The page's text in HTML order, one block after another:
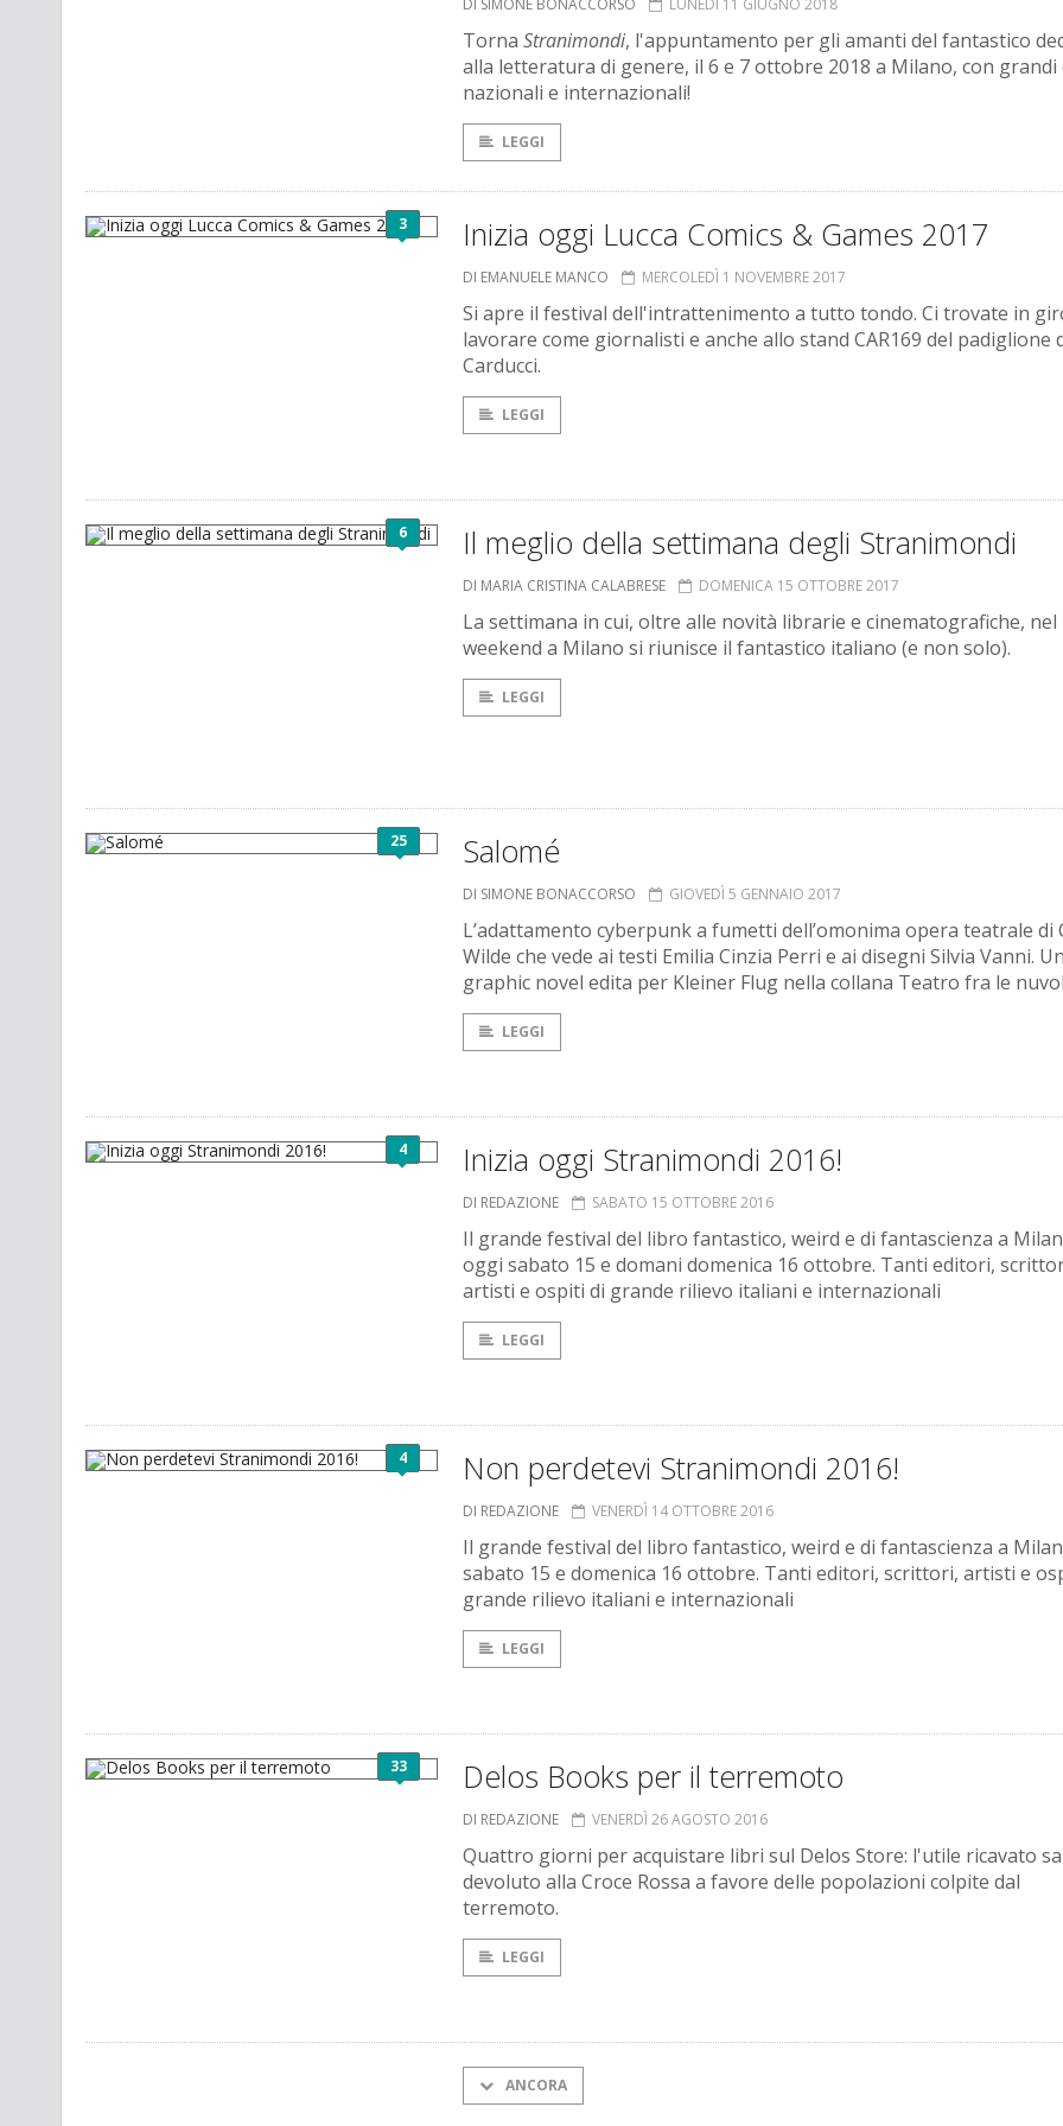
DI SIMONE BONACCORSO LUNEDÌ 11 GIUGNO 2018
Torna Stranimondi, l'appuntamento per gli amanti del fantastico
alla letteratura di genere, il 6 e 7 ottobre 2018 a Milano, con
nazionali e internazionali!
LEGGI
3 Inizia oggi Lucca Comics & Games 2017
DI EMANUELE MANCO MERCOLEDÌ 1 NOVEMBRE 2017
Si apre il festival dell'intrattenimento a tutto tondo. Ci trovate in
lavorare come giornalisti e anche allo stand CAR169 del padiglione
Carducci.
LEGGI
6 Il meglio della settimana degli Stranimondi
DI MARIA CRISTINA CALABRESE DOMENICA 15 OTTOBRE 2017
La settimana in cui, oltre alle novità librarie e cinematografiche, nel
weekend a Milano si riunisce il fantastico italiano (e non solo).
LEGGI
25 Salomé
DI SIMONE BONACCORSO GIOVEDÌ 5 GENNAIO 2017
L’adattamento cyberpunk a fumetti dell’omonima opera teatrale di
Wilde che vede ai testi Emilia Cinzia Perri e ai disegni Silvia Vanni.
graphic novel edita per Kleiner Flug nella collana Teatro fra le
LEGGI
4 Inizia oggi Stranimondi 2016!
DI REDAZIONE SABATO 15 OTTOBRE 2016
Il grande festival del libro fantastico, weird e di fantascienza a
oggi sabato 15 e domani domenica 16 ottobre. Tanti editori,
artisti e ospiti di grande rilievo italiani e internazionali
LEGGI
4 Non perdetevi Stranimondi 2016!
DI REDAZIONE VENERDÌ 14 OTTOBRE 2016
Il grande festival del libro fantastico, weird e di fantascienza a
sabato 15 e domenica 16 ottobre. Tanti editori, scrittori, artisti e
grande rilievo italiani e internazionali
LEGGI
33 Delos Books per il terremoto
DI REDAZIONE VENERDÌ 26 AGOSTO 2016
Quattro giorni per acquistare libri sul Delos Store: l'utile ricavato
devoluto alla Croce Rossa a favore delle popolazioni colpite dal
terremoto.
LEGGI
ANCORA